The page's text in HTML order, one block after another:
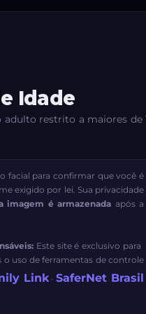
Idade
restrito a maiores de
facial para confirmar que você é
exigido por lei. Sua privacidade
imagem é armazenada após a
Este site é exclusivo para
uso de ferramentas de controle
Link·SaferNet Brasil